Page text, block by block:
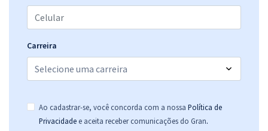
Carreira
Ao cadastrar-se, você concorda com a nossa Política de
Privacidade e aceita receber comunicações do Gran.